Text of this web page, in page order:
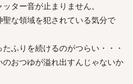
ター音が止まりません。
な領域を犯されている気分で
ふりを続けるのがつらい・・・
おつゆが溢れ出すんじゃないか